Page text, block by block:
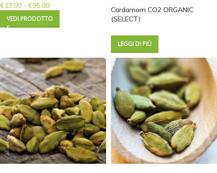
€13.00 - €95.00
VEDI PRODOTTO
Cardamom CO2 ORGANIC
(SELECT)
LEGGI DI PIÙ